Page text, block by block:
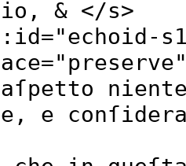
& </s>
="echoid-
="preserve
e